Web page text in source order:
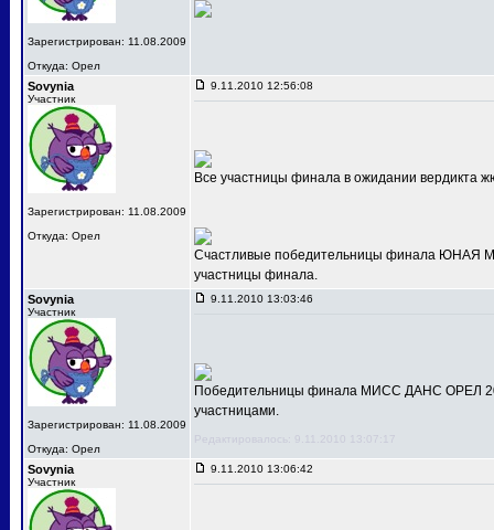
Зарегистрирован: 11.08.2009
Откуда: Орел
Sovynia
Участник
Зарегистрирован: 11.08.2009
Откуда: Орел
9.11.2010 12:56:08
Все участницы финала в ожидании вердикта
Счастливые победительницы финала ЮНАЯ
участницы финала.
Sovynia
Участник
Зарегистрирован: 11.08.2009
Откуда: Орел
9.11.2010 13:03:46
Победительницы финала МИСС ДАНС ОРЕЛ
участницами.
Редактировалось: 9.11.2010 13:07:17
Sovynia
Участник
9.11.2010 13:06:42